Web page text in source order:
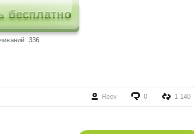
бесплатно
336
Reev 0 1 140